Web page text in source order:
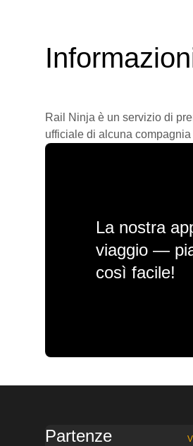
Rail Ninja è un servizio di
ufficiale di alcuna
La nostra
viaggio —
così facile!
Partenze